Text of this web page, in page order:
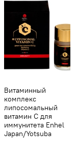
Витаминный
комплекс
липосомальный
витамин С для
иммунитета Enhel
Japan/Yotsuba